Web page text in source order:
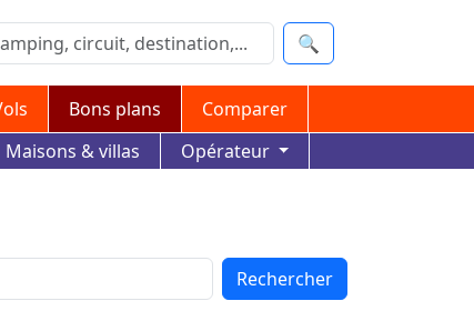
🔍
Bons plans
Comparer
Maisons & villas Opérateur
Rechercher